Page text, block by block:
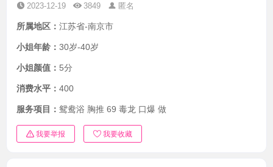
2023-12-19 3849 匿名
所属地区： 江苏省-南京市
小姐年龄： 30岁-40岁
小姐颜值： 5分
消费水平： 400
服务项目： 鸳鸯浴 胸推 69 毒龙 口爆 做
我要举报 我要收藏